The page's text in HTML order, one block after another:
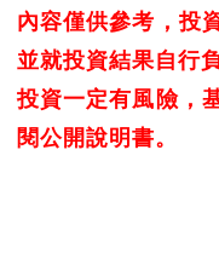
內容僅供參考，投
並就投資結果自行負
投資一定有風險，
閱公開說明書。